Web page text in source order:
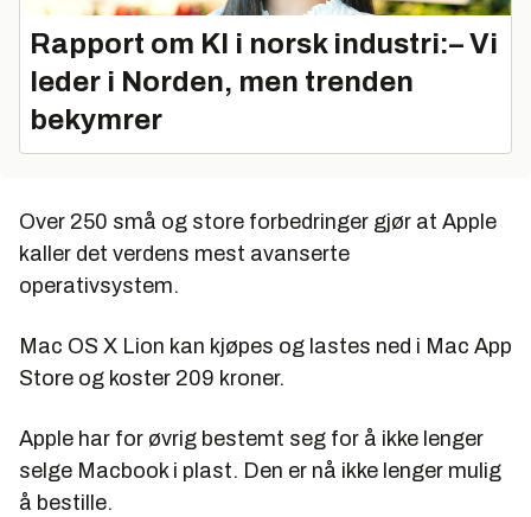
Rapport om KI i norsk industri:– Vi
leder i Norden, men trenden
bekymrer
Over 250 små og store forbedringer gjør at Apple
kaller det verdens mest avanserte
operativsystem.
Mac OS X Lion kan kjøpes og lastes ned i Mac App
Store og koster 209 kroner.
Apple har for øvrig bestemt seg for å ikke lenger
selge Macbook i plast. Den er nå ikke lenger mulig
å bestille.